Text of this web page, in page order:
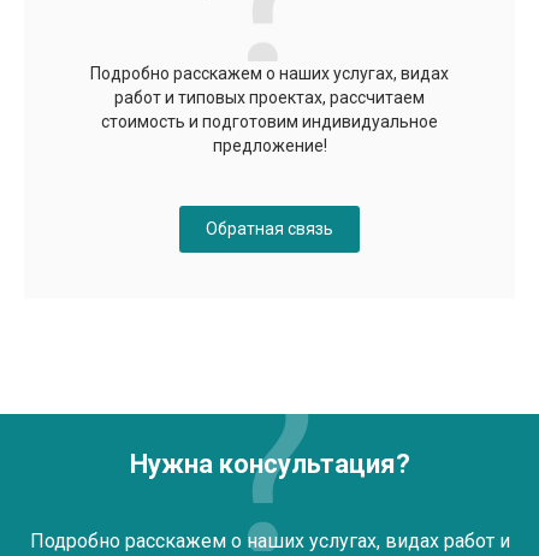
Подробно расскажем о наших услугах, видах
работ и типовых проектах, рассчитаем
стоимость и подготовим индивидуальное
предложение!
Обратная связь
Нужна консультация?
Подробно расскажем о наших услугах, видах работ и